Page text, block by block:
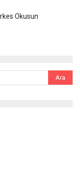
Okusun